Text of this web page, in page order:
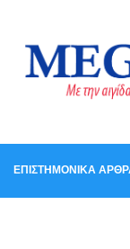
ΕΠΙΣΤΗΜΟΝΙΚΆ